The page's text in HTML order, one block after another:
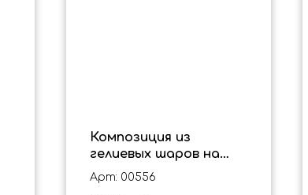
Композиция из
гелиевых шаров на
день рождение в
Розовом цвете для
Арт: 00556